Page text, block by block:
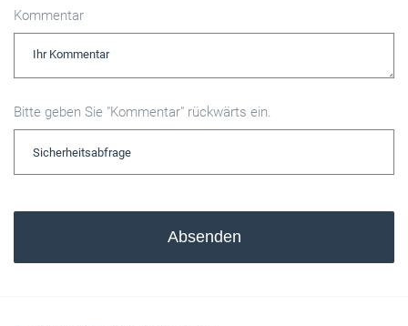
Kommentar
Bitte geben Sie "Kommentar" rückwärts ein.
Absenden